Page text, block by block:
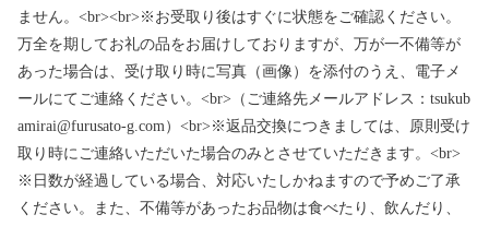
ません。<br><br>※お受取り後はすぐに状態をご確認ください。
万全を期してお礼の品をお届けしておりますが、万が一不備等が
あった場合は、受け取り時に写真（画像）を添付のうえ、電子メ
ールにてご連絡ください。<br>（ご連絡先メールアドレス：tsukub
amirai@furusato-g.com）<br>※返品交換につきましては、原則受け
取り時にご連絡いただいた場合のみとさせていただきます。<br>
※日数が経過している場合、対応いたしかねますので予めご了承
ください。また、不備等があったお品物は食べたり、飲んだり、